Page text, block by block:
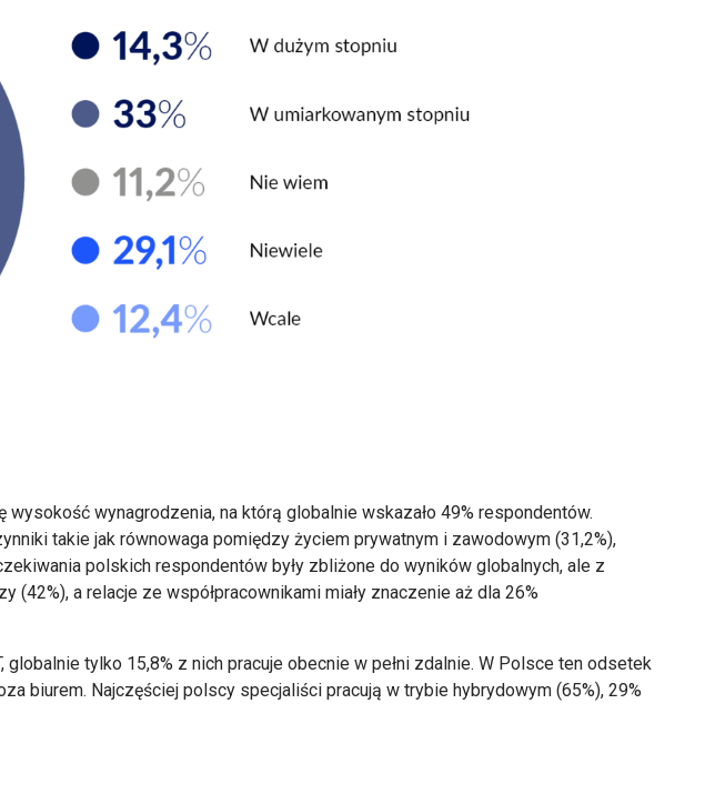
wynagrodzenia, na którą globalnie wskazało 49% respondentów.
takie jak równowaga pomiędzy życiem prywatnym i zawodowym (31,2%),
polskich respondentów były zbliżone do wyników globalnych, ale z
a relacje ze współpracownikami miały znaczenie aż dla 26%
tylko 15,8% z nich pracuje obecnie w pełni zdalnie. W Polsce ten odsetek
biurem. Najczęściej polscy specjaliści pracują w trybie hybrydowym (65%), 29%